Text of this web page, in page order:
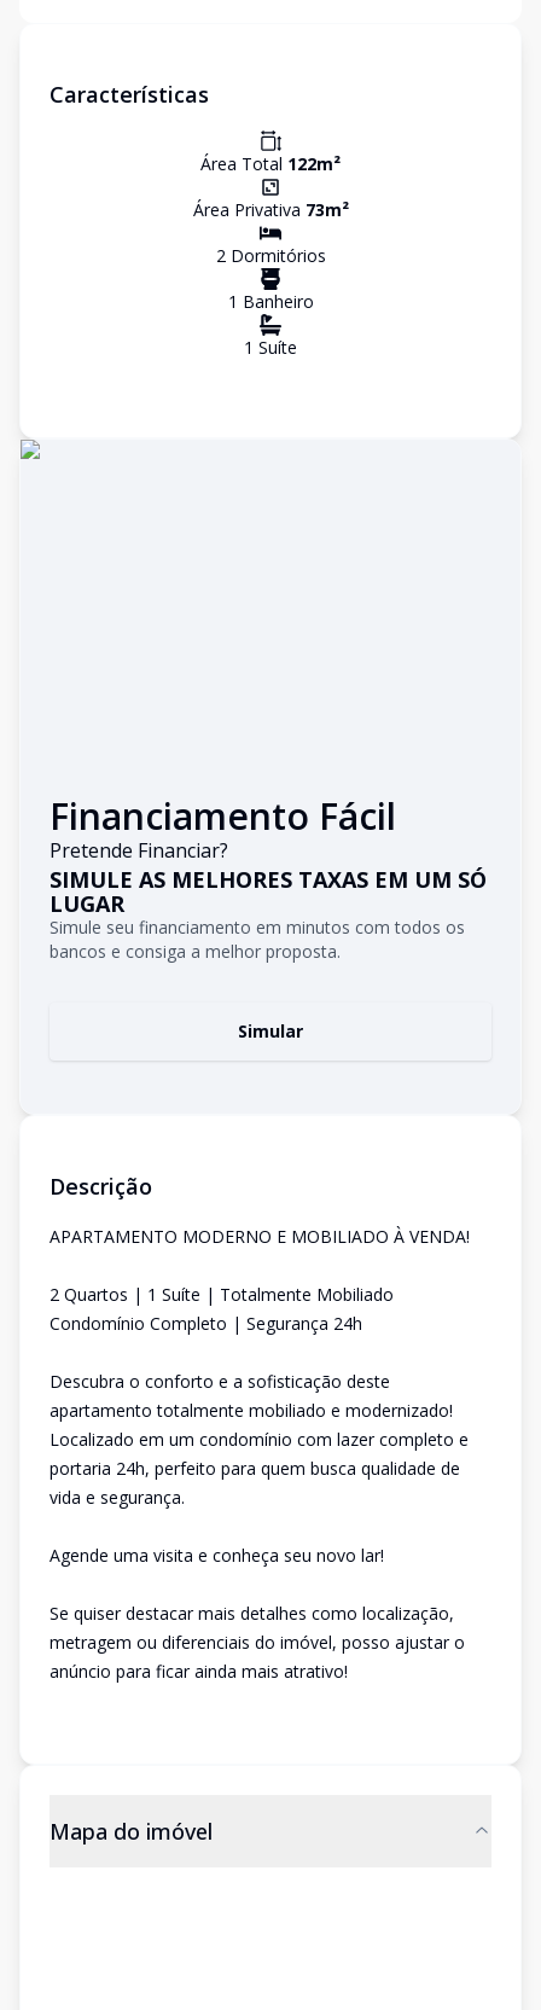
Características
Área Total 122m²
Área Privativa 73m²
2Dormitórios
1 Banheiro
1 Suíte
Financiamento Fácil
Pretende Financiar?
SIMULE AS MELHORES TAXAS EM UM SÓ
LUGAR
Simule seu financiamento em minutos com todos os
bancos e consiga a melhor proposta.
Simular
Descrição
APARTAMENTO MODERNO E MOBILIADO À VENDA!
2 Quartos | 1 Suíte | Totalmente Mobiliado
Condomínio Completo | Segurança 24h
Descubra o conforto e a sofisticação deste
apartamento totalmente mobiliado e modernizado!
Localizado em um condomínio com lazer completo e
portaria 24h, perfeito para quem busca qualidade de
vida e segurança.
Agende uma visita e conheça seu novo lar!
Se quiser destacar mais detalhes como localização,
metragem ou diferenciais do imóvel, posso ajustar o
anúncio para ficar ainda mais atrativo!
Mapa do imóvel